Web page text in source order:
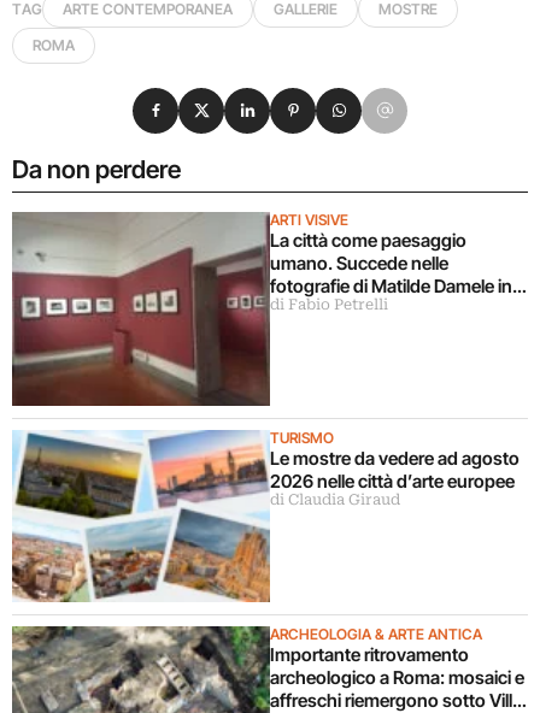
TAG ARTE CONTEMPORANEA GALLERIE
MOSTRE
ROMA
Da non perdere
ARTI VISIVE
La città come paesaggio
umano. Succede nelle
fotografie di Matilde Damele in
mostra a Roma
di Fabio Petrelli
TURISMO
Le mostre da vedere ad agosto
2026 nelle città d’arte europee
di Claudia Giraud
ARCHEOLOGIA & ARTE ANTICA
Importante ritrovamento
archeologico a Roma: mosaici e
affreschi riemergono sotto Villa
Condividi su Facebook
Condividi su X
Condividi su LinkedIn
Condividi su Pinterest
Condividi su WhatsApp
Condividi su Email